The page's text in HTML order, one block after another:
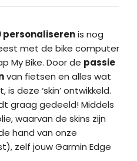
personaliserenis nog
met de bike computer
My Bike. Door de passie
van fietsen en alles wat
deze ‘skin’ ontwikkeld.
graag gedeeld! Middels
waarvan de skins zijn
hand van onze
zelf jouw Garmin Edge